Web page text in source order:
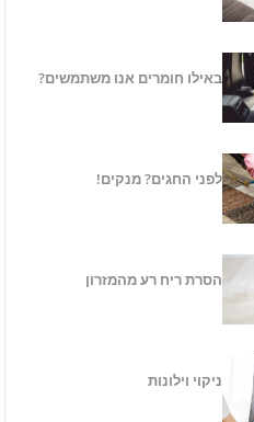
באילו חומרים אנו משתמשים?
לפני החגים? מנקים!
הסרת ריח רע מהמזרון
ניקוי וילונות